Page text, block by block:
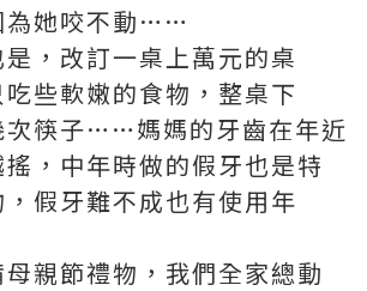
為她咬不動……
，改訂一桌上萬元的桌
些軟嫩的食物，整桌下
次筷子……媽媽的牙齒在年近
，中年時做的假牙也是特
假牙難不成也有使用年
親節禮物，我們全家總動